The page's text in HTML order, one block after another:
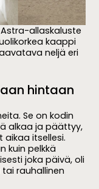
allaskaluste
kaappi
neljä eri
hintaan
Se on kodin
alkaa ja päättyy,
itsellesi.
kuin pelkkä
joka päivä, oli
rauhallinen